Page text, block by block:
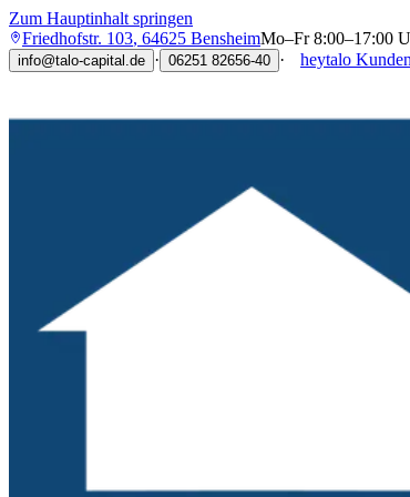
Zum Hauptinhalt springen
Friedhofstr. 103, 64625 BensheimMo–Fr 8:00–17:00
info@talo-capital.de · 06251 82656-40 · heytalo